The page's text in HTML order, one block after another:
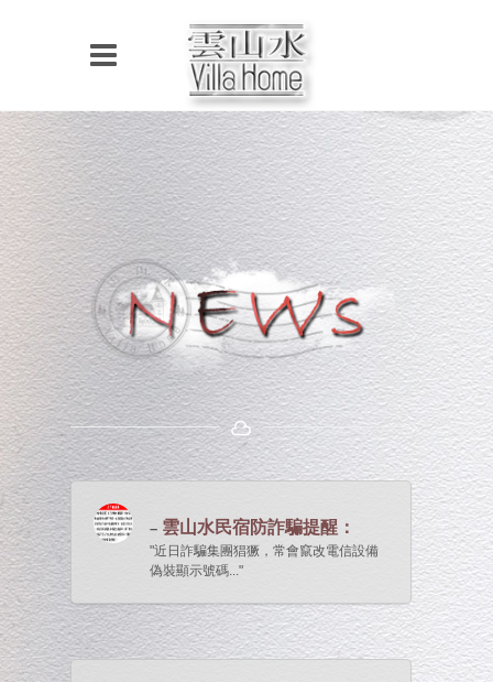
雲山水民宿防詐騙提醒：
近日詐騙集團猖獗，常會竄改電信設備
偽裝顯示號碼...